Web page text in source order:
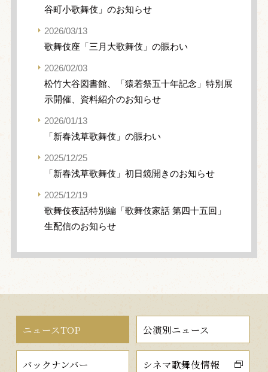
谷町小歌舞伎」のお知らせ
2026/03/13
歌舞伎座「三月大歌舞伎」の賑わい
2026/02/03
松竹大谷図書館、「猿若祭五十年記念」特別展
示開催、資料紹介のお知らせ
2026/01/13
「新春浅草歌舞伎」の賑わい
2025/12/25
「新春浅草歌舞伎」初日鏡開きのお知らせ
2025/12/19
歌舞伎夜話特別編「歌舞伎家話 第四十五回」
生配信のお知らせ
ニュースTOP 公演別ニュース
バックナンバー シネマ歌舞伎情報